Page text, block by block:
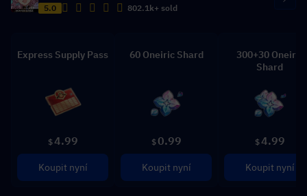
5.0 802.1k+ sold
Express Supply Pass
$4.99
Koupit nyní
60 Oneiric Shard
$ 0.99
Koupit nyní
300+30 Oneiric
Shard
$4.99
Koupit nyní